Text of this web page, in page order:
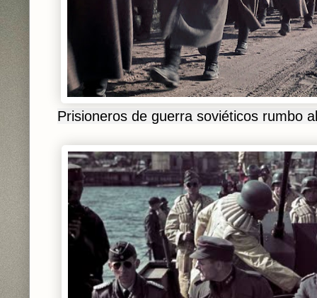
Prisioneros de guerra soviéticos rumbo